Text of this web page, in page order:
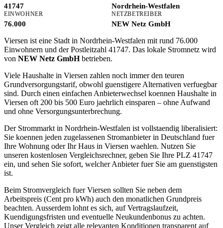
41747 Nordrhein-Westfalen
EINWOHNER
76.000
NETZBETREIBER
NEW Netz GmbH
Viersen ist eine Stadt in Nordrhein-Westfalen mit rund 76.000
Einwohnern und der Postleitzahl 41747. Das lokale Stromnetz wird
von NEW Netz GmbHbetrieben.
Viele Haushalte in Viersen zahlen noch immer den teuren
Grundversorgungstarif, obwohl guenstigere Alternativen verfuegbar
sind. Durch einen einfachen Anbieterwechsel koennen Haushalte in
Viersen oft 200 bis 500 Euro jaehrlich einsparen – ohne Aufwand
und ohne Versorgungsunterbrechung.
Der Strommarkt in Nordrhein-Westfalen ist vollstaendig liberalisiert:
Sie koennen jeden zugelassenen Stromanbieter in Deutschland fuer
Ihre Wohnung oder Ihr Haus in Viersen waehlen. Nutzen Sie
unseren kostenlosen Vergleichsrechner, geben Sie Ihre PLZ 41747
ein, und sehen Sie sofort, welcher Anbieter fuer Sie am guenstigsten
ist.
Beim Stromvergleich fuer Viersen sollten Sie neben dem
Arbeitspreis (Cent pro kWh) auch den monatlichen Grundpreis
beachten. Ausserdem lohnt es sich, auf Vertragslaufzeit,
Kuendigungsfristen und eventuelle Neukundenbonus zu achten.
Unser Vergleich zeigt alle relevanten Konditionen transparent auf